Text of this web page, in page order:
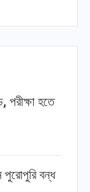
পরীক্ষা হতে
বন্ধ